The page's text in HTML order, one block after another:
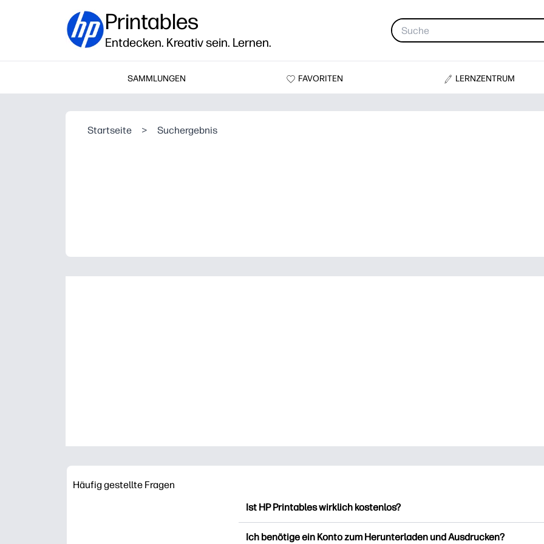
Printables
Entdecken. Kreativ sein. Lernen.
SAMMLUNGEN FAVORITEN LERNZENTRUM
Startseite > Suchergebnis
Häufig gestellte Fragen
Ist HP Printables wirklich kostenlos?
Ich benötige ein Konto zum Herunterladen und Ausdrucken?